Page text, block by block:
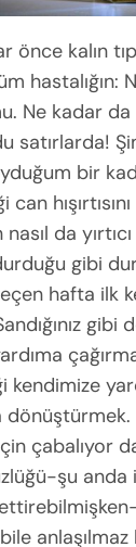
önce kalın
hastalığın:
Ne kadar da
satırlarda!
bir
nasıl da
gibi
hafta ilk
gibi
kendimize
dönüştürmek.
çabalıyor
şu anda